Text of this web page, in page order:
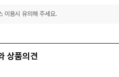
이용시 유의해 주세요.
상품의견